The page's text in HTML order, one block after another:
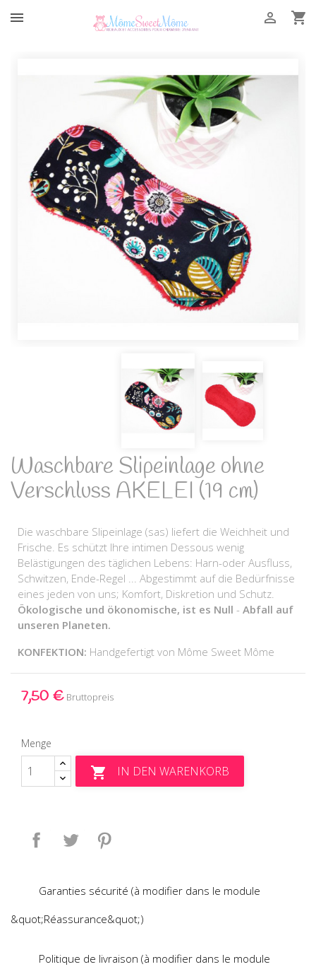
 

Waschbare Slipeinlage ohne
Verschluss AKELEI (19 cm)
Die waschbare Slipeinlage (sas) liefert die Weichheit und
Frische. Es schützt Ihre intimen Dessous wenig
Belästigungen des täglichen Lebens: Harn-oder Ausfluss,
Schwitzen, Ende-Regel ... Abgestimmt auf die Bedürfnisse
eines jeden von uns; Komfort, Diskretion und Schutz.
Ökologische und ökonomische, ist es Null - Abfall auf
unseren Planeten.
KONFEKTION: Handgefertigt von Môme Sweet Môme
7,50 € Bruttopreis
Menge
 IN DEN WARENKORB
Teilen Tweet
Garanties sécurité (à modifier dans le module
&quot;Réassurance&quot;)
Politique de livraison (à modifier dans le module